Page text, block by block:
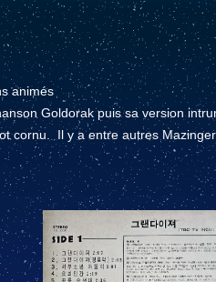
animés
Goldorak puis sa version
cornu. Il y a entre autres